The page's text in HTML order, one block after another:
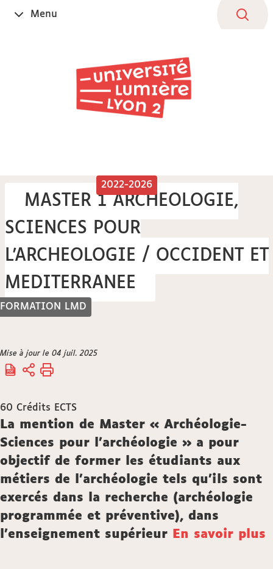
OuvrirMenu
FORMATION LMD
2022-2026
MASTER 1 ARCHEOLOGIE,
SCIENCES POUR
L'ARCHEOLOGIE / OCCIDENT ET
MEDITERRANEE
Vous
êtes
Accueil
Mise à jour le 04 juil. 2025
60 Crédits ECTS
Description
La mention de Master « Archéologie-
Sciences pour l’archéologie » a pour
objectif de former les étudiants aux
métiers de l’archéologie tels qu’ils sont
exercés dans la recherche (archéologie
programmée et préventive), dans
l’enseignement supérieur
En savoir plus